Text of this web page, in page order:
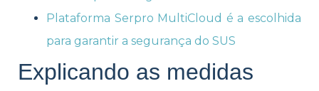
Plataforma Serpro MultiCloud é a escolhida
para garantir a segurança do SUS
Explicando as medidas